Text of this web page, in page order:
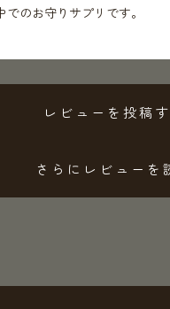
でのお守りサプリです。
レビューを投稿す
さらにレビューを